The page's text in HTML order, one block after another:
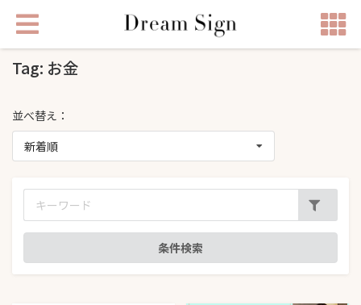
Tag: お金
並べ替え：
新着順